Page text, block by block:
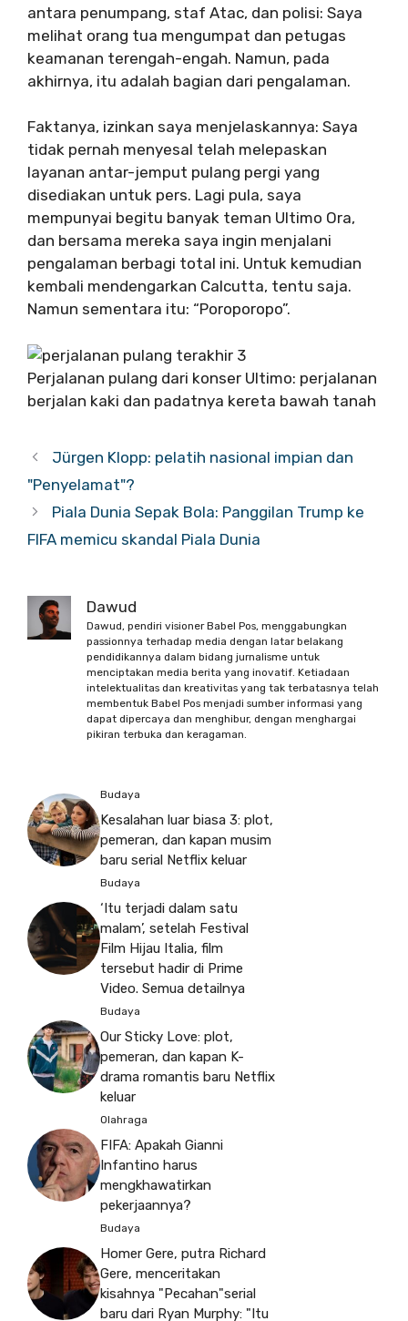
antara penumpang, staf Atac, dan polisi: Saya
melihat orang tua mengumpat dan petugas
keamanan terengah-engah. Namun, pada
akhirnya, itu adalah bagian dari pengalaman.
Faktanya, izinkan saya menjelaskannya: Saya
tidak pernah menyesal telah melepaskan
layanan antar-jemput pulang pergi yang
disediakan untuk pers. Lagi pula, saya
mempunyai begitu banyak teman Ultimo Ora,
dan bersama mereka saya ingin menjalani
pengalaman berbagi total ini. Untuk kemudian
kembali mendengarkan Calcutta, tentu saja.
Namun sementara itu: “Poroporopo”.
Perjalanan pulang dari konser Ultimo: perjalanan
berjalan kaki dan padatnya kereta bawah tanah
Jürgen Klopp: pelatih nasional impian dan
"Penyelamat"?
Piala Dunia Sepak Bola: Panggilan Trump ke
FIFA memicu skandal Piala Dunia
Dawud
Dawud, pendiri visioner Babel Pos, menggabungkan
passionnya terhadap media dengan latar belakang
pendidikannya dalam bidang jurnalisme untuk
menciptakan media berita yang inovatif. Ketiadaan
intelektualitas dan kreativitas yang tak terbatasnya telah
membentuk Babel Pos menjadi sumber informasi yang
dapat dipercaya dan menghibur, dengan menghargai
pikiran terbuka dan keragaman.
Budaya
Kesalahan luar biasa 3: plot,
pemeran, dan kapan musim
baru serial Netflix keluar
Budaya
‘Itu terjadi dalam satu
malam’, setelah Festival
Film Hijau Italia, film
tersebut hadir di Prime
Video. Semua detailnya
Budaya
Our Sticky Love: plot,
pemeran, dan kapan K-
drama romantis baru Netflix
keluar
Olahraga
FIFA: Apakah Gianni
Infantino harus
mengkhawatirkan
pekerjaannya?
Budaya
Homer Gere, putra Richard
Gere, menceritakan
kisahnya "Pecahan"serial
baru dari Ryan Murphy: "Itu